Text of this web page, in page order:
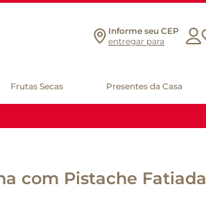
Informe seu CEP
entregar para
Frutas Secas Presentes da Casa
com Pistache Fatiada